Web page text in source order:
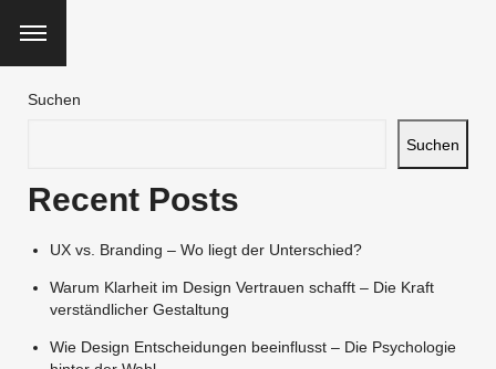
Suchen
Suchen
Recent Posts
UX vs. Branding – Wo liegt der Unterschied?
Warum Klarheit im Design Vertrauen schafft – Die Kraft
verständlicher Gestaltung
Wie Design Entscheidungen beeinflusst – Die Psychologie